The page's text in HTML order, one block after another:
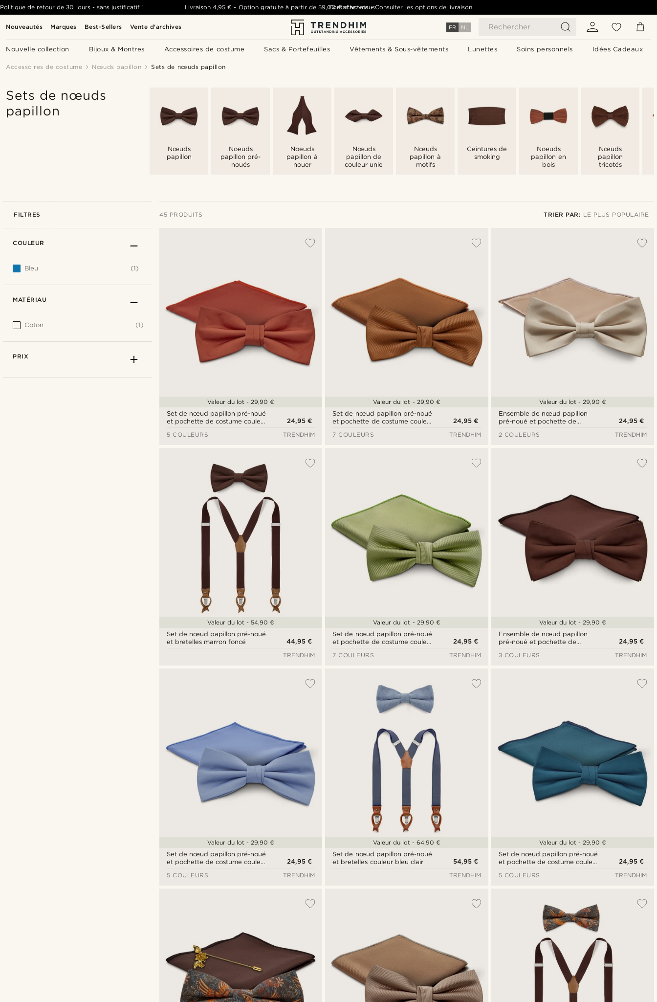
Nouveautés Marques Best-Sellers Vente d'archives FR NL Rechercher
Nouvelle collection Bijoux & Montres Accessoires de costume Sacs & Portefeuilles Vêtements & Sous-vêtements Lunettes Soins personnels Idées Cadeaux
Politique de retour de 30 jours - sans justificatif ! Livraison 4,95 € - Option gratuite à partir de59,00 €d'achats- Consulter les options de livraison
Contactez-nous
Accessoires de costume Nœuds papillon Sets de nœuds papillon
Sets de nœuds
papillon
Nœuds
papillon
Noeuds
papillon pré-
noués
Noeuds
papillon à
nouer
Nœuds
papillon de
couleur unie
Nœuds
papillon à
motifs
Ceintures de
smoking
Noeuds
papillon en
bois
Nœuds
papillon
tricotés
FILTRES 45 PRODUITS TRIER PAR: LE PLUS POPULAIRE
Prix décroissant
Set de nœud papillon pré-noué
et pochette de costume couleur
24,95 €
Valeur du lot - 29,90 €
5 COULEURS TRENDHIM
Set de nœud papillon pré-noué
et pochette de costume couleur
24,95 €
Valeur du lot - 29,90 €
7 COULEURS TRENDHIM
Ensemble de nœud papillon
pré-noué et pochette de
24,95 €
Valeur du lot - 29,90 €
2 COULEURS TRENDHIM
Set de nœud papillon pré-noué
et bretelles marron foncé
44,95 €
Valeur du lot - 54,90 €
TRENDHIM
Set de nœud papillon pré-noué
et pochette de costume couleur
24,95 €
Valeur du lot - 29,90 €
7 COULEURS TRENDHIM
Ensemble de nœud papillon
pré-noué et pochette de
24,95 €
Valeur du lot - 29,90 €
3 COULEURS TRENDHIM
Set de nœud papillon pré-noué
et pochette de costume couleur
24,95 €
Valeur du lot - 29,90 €
5 COULEURS TRENDHIM
Set de nœud papillon pré-noué
et bretelles couleur bleu clair
54,95 €
Valeur du lot - 64,90 €
TRENDHIM
Set de nœud papillon pré-noué
et pochette de costume couleur
24,95 €
Valeur du lot - 29,90 €
5 COULEURS TRENDHIM
COULEUR
Bleu (1)
MATÉRIAU
Coton (1)
PRIX